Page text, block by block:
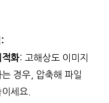
적화: 고해상도 이미지
경우, 압축해 파일
세요.